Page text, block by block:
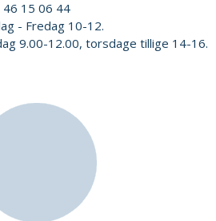
46 15 06 44
- Fredag 10-12.
9.00-12.00, torsdage tillige 14-16.